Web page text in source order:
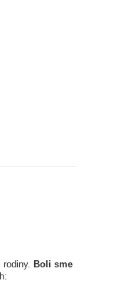
Boli sme